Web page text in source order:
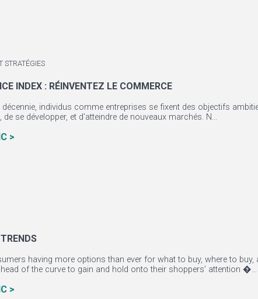
STRATÉGIES
INDEX : RÉINVENTEZ LE COMMERCE
décennie, individus comme entreprises se fixent des objectifs
se développer, et d'atteindre de nouveaux marchés. N...
>
having more options than ever for what to buy, where to
of the curve to gain and hold onto their shoppers’ attention �...
>